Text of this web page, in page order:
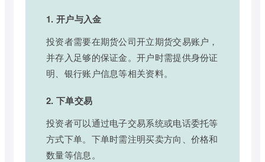
1. 开户与入金
投资者需要在期货公司开立期货交易账户，
并存入足够的保证金。开户时需提供身份证
明、银行账户信息等相关资料。
2. 下单交易
投资者可以通过电子交易系统或电话委托等
方式下单。下单时需注明买卖方向、价格和
数量等信息。